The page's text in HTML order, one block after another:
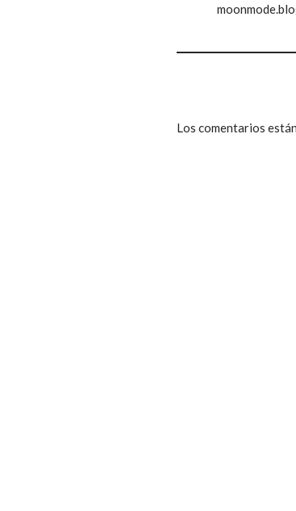
Los comentarios